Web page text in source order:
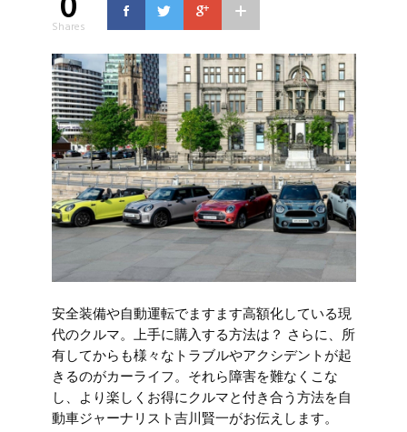
Shares
安全装備や自動運転でますます高額化している現
代のクルマ。上手に購入する方法は？ さらに、所
有してからも様々なトラブルやアクシデントが起
きるのがカーライフ。それら障害を難なくこな
し、より楽しくお得にクルマと付き合う方法を自
動車ジャーナリスト吉川賢一がお伝えします。